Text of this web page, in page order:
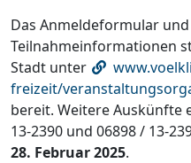
Das Anmeldeformular
Teilnahmeinformationen
Stadt unter
freizeit/
bereit. Weitere Auskünfte
13-2390 und 06898 / 13-
28. Februar 2025.